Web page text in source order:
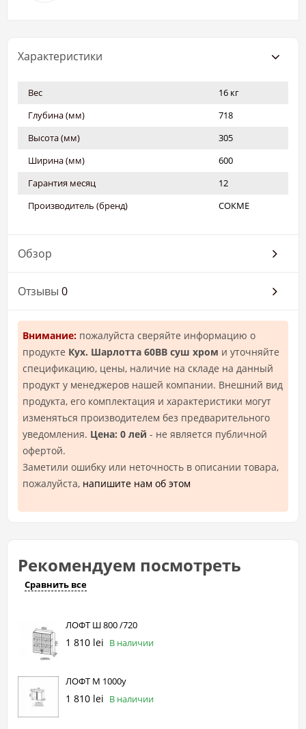
Характеристики
Вес
16 кг
Глубина (мм)
718
Высота (мм)
305
Ширина (мм)
600
Гарантия месяц
12
Производитель (бренд)
СОКМЕ
Обзор
Отзывы 0
Внимание: пожалуйста сверяйте информацию о
продукте Кух. Шарлотта 60ВВ суш хром и уточняйте
спецификацию, цены, наличие на складе на данный
продукт у менеджеров нашей компании. Внешний вид
продукта, его комплектация и характеристики могут
изменяться производителем без предварительного
уведомления. Цена: 0 лей - не является публичной
офертой.
Заметили ошибку или неточность в описании товара,
пожалуйста, напишите нам об этом
Рекомендуем посмотреть
Сравнить все
ЛОФТ Ш 800 /720
1 810 lei В наличии
ЛОФТ М 1000у
1 810 lei В наличии